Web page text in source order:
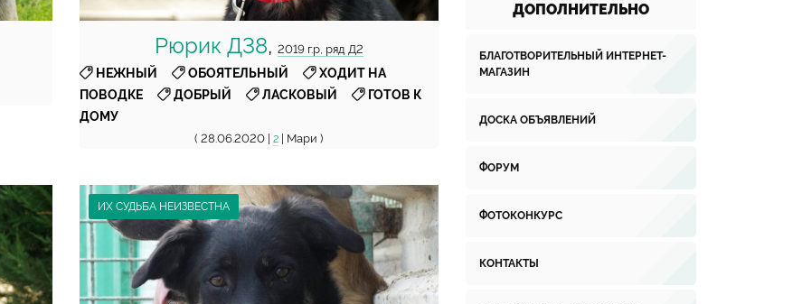
Рюрик Д38, 2019 г.р, ряд Д2
НЕЖНЫЙ
ОБОЯТЕЛЬНЫЙ
ХОДИТ НА
ПОВОДКЕ, ДОБРЫЙ ЛАСКОВЫЙ
ГОТОВ К
ДОМУ
( 28.06.2020 |2 | Мари )
ИХ СУДЬБА НЕИЗВЕСТНА
ДОПОЛНИТЕЛЬНО
БЛАГОТВОРИТЕЛЬНЫЙ ИНТЕРНЕТ-
МАГАЗИН
ДОСКА ОБЪЯВЛЕНИЙ
ФОРУМ
ФОТОКОНКУРС
КОНТАКТЫ